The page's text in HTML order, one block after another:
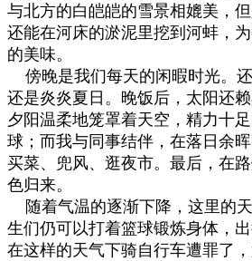
与北方的白皑皑的雪景相媲美，
还能在河床的淤泥里挖到河蚌，
的美味。
傍晚是我们每天的闲暇时光。
还是炎炎夏日。晚饭后，太阳还
夕阳温柔地笼罩着天空，精力十
球；而我与同事结伴，在落日余
买菜、兜风、逛夜市。最后，在
色归来。
随着气温的逐渐下降，这里的
生们仍可以打着篮球锻炼身体，
在这样的天气下骑自行车遭罪了